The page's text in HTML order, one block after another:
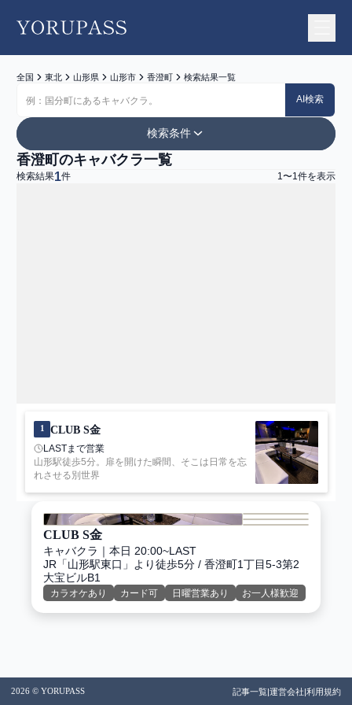
YORUPASS
全国 東北 山形県 山形市 香澄町 検索結果一覧
AI検索
検索条件
エリア
予算
来店日
未選択
こだわり
カラオケあり
カード可
日曜営業あり
お一人様歓迎
熟女・姉世代
香澄町のキャバクラ一覧
検索結果1件 1 〜1 件を表示
1 CLUB S金
LASTまで営業
山形駅徒歩5分。扉を開けた瞬間、そこは日常を忘
れさせる別世界
CLUB S金
キャバクラ ｜ 本日 20:00~LAST
JR「山形駅東口」より徒歩5分 / 香澄町1丁目5-3第2
大宝ビルB1
カラオケあり カード可 日曜営業あり お一人様歓迎
2026 © YORUPASS 記事一覧|運営会社|利用規約